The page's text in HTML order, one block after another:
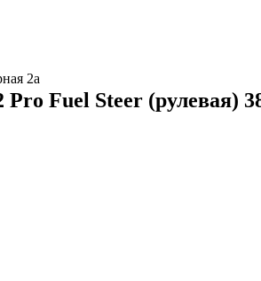
2а
Fuel Steer (рулевая)